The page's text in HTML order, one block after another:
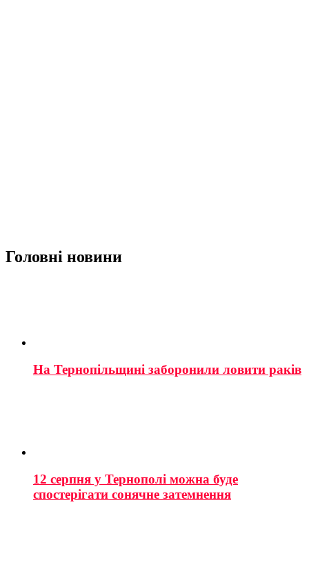
Головні новини
На Тернопільщині заборонили ловити раків
12 серпня у Тернополі можна буде
спостерігати сонячне затемнення